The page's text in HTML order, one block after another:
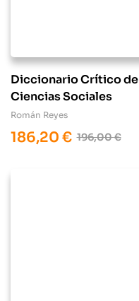
Diccionario Crítico de
Ciencias Sociales
Román Reyes
196,00€
186,20 €